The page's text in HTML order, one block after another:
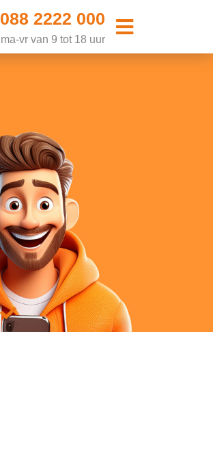
088 2222 000
ma-vr van 9 tot 18 uur